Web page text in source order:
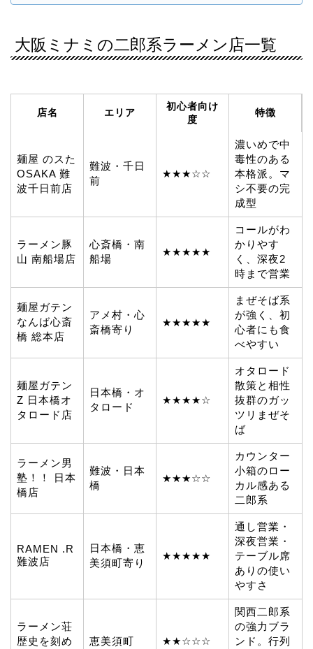
大阪ミナミの二郎系ラーメン店一覧
店名 エリア
初心者向け
度
特徴
麺屋 のスた
OSAKA 難
波千日前店
難波・千日
前
★★★☆☆
濃いめで中
毒性のある
本格派。マ
シ不要の完
成型
ラーメン豚
山 南船場店
心斎橋・南
船場
★★★★★
コールがわ
かりやす
く、深夜2
時まで営業
麺屋ガテン
なんば心斎
橋 総本店
アメ村・心
斎橋寄り
★★★★★
まぜそば系
が強く、初
心者にも食
べやすい
麺屋ガテン
Z 日本橋オ
タロード店
日本橋・オ
タロード
★★★★☆
オタロード
散策と相性
抜群のガッ
ツリまぜそ
ば
ラーメン男
塾！！ 日本
橋店
難波・日本
橋
★★★☆☆
カウンター
小箱のロー
カル感ある
二郎系
RAMEN .R
難波店
日本橋・恵
美須町寄り
★★★★★
通し営業・
深夜営業・
テーブル席
ありの使い
やすさ
ラーメン荘
歴史を刻め
恵美須町 ★★☆☆☆
関西二郎系
の強力ブラ
ンド。行列